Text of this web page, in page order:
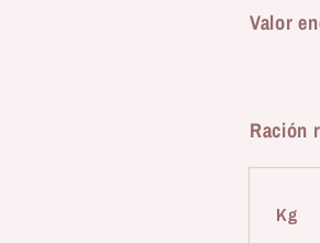
Valor
Ración
Kg